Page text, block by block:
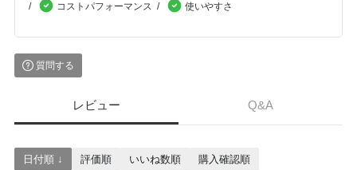
コストパフォーマンス
使いやすさ
質問する
レビュー Q&A
日付順 ↓ 評価順 いいね数順
購入確認順